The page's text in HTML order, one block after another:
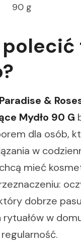
90 g
polecić
&
Mydło 90 G
dla osób,
w
mieć
dobrze
w